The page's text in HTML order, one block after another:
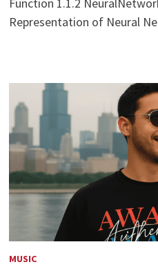
Representation of Neural
MUSIC